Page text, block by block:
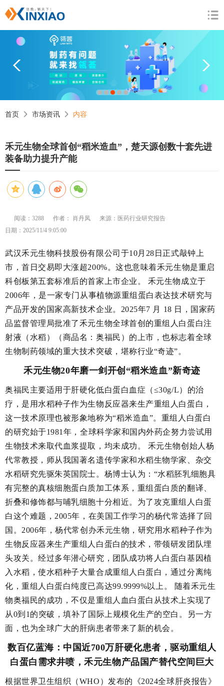
1 2 3 4 5
首页 市场资讯 内容
禾元生物全球首创“稻米造血”，楚天源创数十套先进
装备助力提升产能
阅读：3288 作者： 肖丹凤
来源：医药行业研究报告
日期：2025/11/4 9:05:00
武汉禾元生物科技股份有限公司于10月28日正式敲钟上
市，首日交易即大涨超200%。这也意味着禾元生物是重启
科创板第五套标准后的首家上市企业。 禾元生物成立于
2006年，是一家专门从事植物源重组蛋白表达技术研究与
产品开发的国家高新技术企业。2025年7 月 18 日，国家药
品监督管理局批准了禾元生物全球首创的重组人白蛋白注
射液（水稻）（商品名：奥福民）的上市，也标志着全球
生物制药领域的重大技术突破，堪称行业“奇迹”。
禾元生物20年磨一剑开创“稻米造血”新奇迹
奥福民主要适用于肝硬化低白蛋白血症（≤30g/L）的治
疗，是用水稻种子作为生物反应器来生产重组人白蛋白，
这一技术原理也被形象地称为“稻米造血”。重组人白蛋白
的研究始于1981年，全球科学家和国内外药企努力尝试用
生物技术来取代血浆提取，均未成功。 禾元生物创始人杨
代常教授，师从我国著名遗传学家和水稻生物学家、杂交
水稻研究先驱朱英国院士。杨博士认为：“水稻胚乳细胞具
有完整的真核细胞蛋白质加工体系，重组蛋白质的翻译、
折叠和修饰都与哺乳细胞十分相近。为了攻克重组人白蛋
白这个难题，2005年，在美国工作学习的杨代常选择了回
国。2006年，杨代常创办禾元生物，研究用水稻种子作为
生物反应器来生产重组人白蛋白的技术，带领研发团队埋
头攻关。经过多年潜心研究，团队成功将人白蛋白基因植
入水稻，使水稻种子大量合成重组人白蛋白，通过分离纯
化，重组人白蛋白纯度已高达99.9999%以上。 随着禾元生
物奥福民的成功，不仅是重组人血白蛋白从技术上实现了
从0到1的突破，填补了国际上规模化生产的空白。另一方
面，也为全球广大的肝病患者带来了新的机会。
数百亿蓝海：中国近700万肝硬化患者，驱动重组人
白蛋白需求井喷，禾元生物产品国产替代空间巨大
根据世界卫生组织（WHO）发布的《2024全球肝炎报告》